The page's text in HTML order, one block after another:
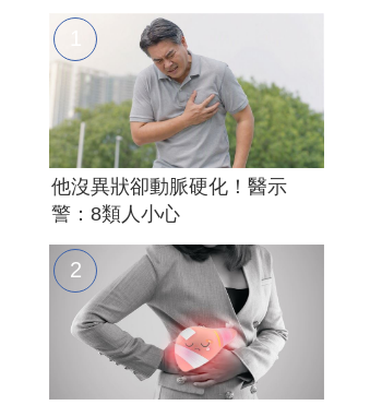
他沒異狀卻動脈硬化！醫示
警：8類人小心